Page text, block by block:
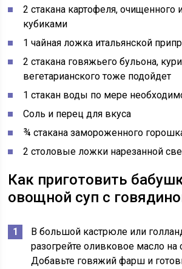
2 стакана картофеля, очищенного
кубиками
1 чайная ложка итальянской
2 стакана говяжьего бульона,
вегетарианского тоже подойдет
1 стакан воды по мере
Соль и перец для вкуса
¾ стакана замороженного
2 столовые ложки нарезанной
Как приготовить
овощной суп с
В большой кастрюле или
разогрейте оливковое масло на
Добавьте говяжий фарш и